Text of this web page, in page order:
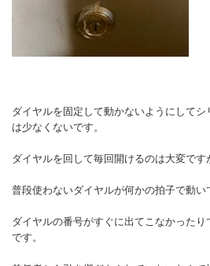
ダイヤルを固定して動かないようにして
は少なくないです。
ダイヤルを回して毎回開けるのは大変です
普段使わないダイヤルが何かの拍子で動
ダイヤルの番号がすぐに出てこなかった
です。